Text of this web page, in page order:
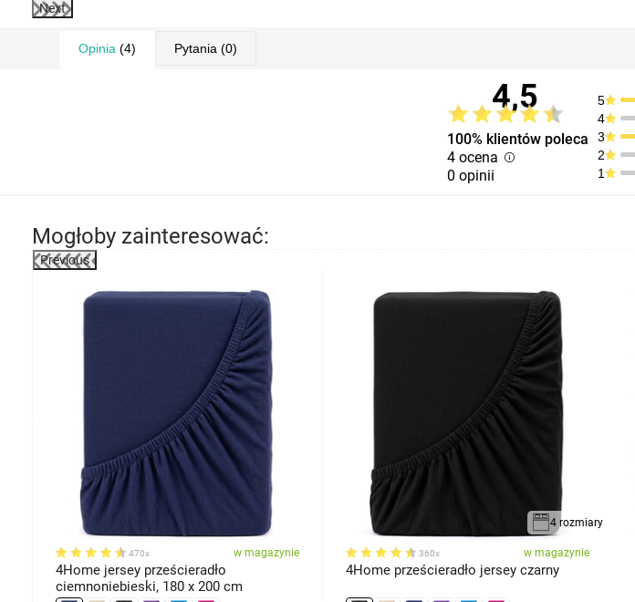
Next
Opinia (4) Pytania (0)
4,5
100% klientów poleca
4 ocena
0 opinii
5
4
3
2
1
Mogłoby zainteresować:
Previous
470x w magazynie
4Home jersey prześcieradło
ciemnoniebieski, 180 x 200 cm
4 rozmiary
360x w magazynie
4Home prześcieradło jersey czarny